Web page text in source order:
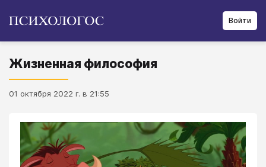
Войти
Жизненная философия
01 октября 2022 г. в 21:55